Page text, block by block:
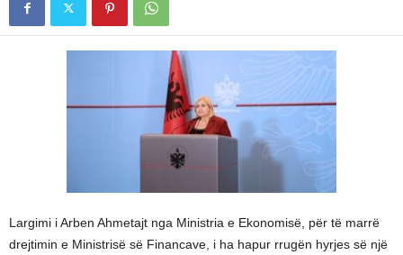
Largimi i Arben Ahmetajt nga Ministria e Ekonomisë, për të marrë
drejtimin e Ministrisë së Financave, i ha hapur rrugën hyrjes së një